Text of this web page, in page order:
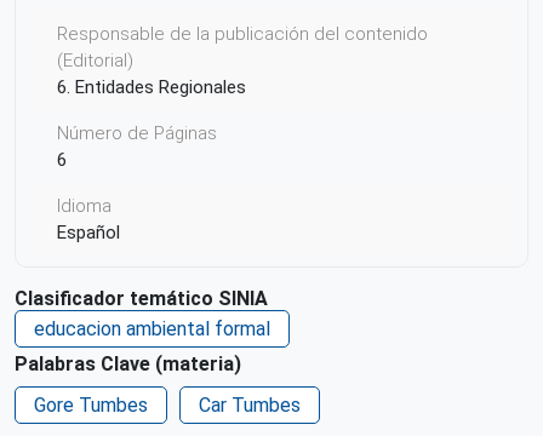
Responsable de la publicación del contenido
(Editorial)
6. Entidades Regionales
Número de Páginas
6
Idioma
Español
Tumbes
Derechos de acceso
Acceso irrestricto a todo su contenido
Repositorio de origen
Clasificador temático SINIA
educacion ambiental formal
Palabras Clave (materia)
Gore Tumbes
Car Tumbes